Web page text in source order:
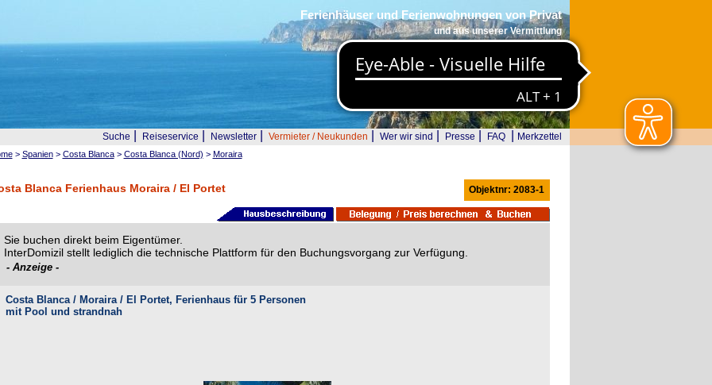
Ferienhäuser und Ferienwohnungen von Privat
und aus unserer Vermittlung
Suche Reiseservice Newsletter| Vermieter / Neukunden Wer wir sind Presse FAQ Merkzettel
> Spanien> Costa Blanca> Costa Blanca (Nord) > Moraira
Blanca Ferienhaus Moraira / El Portet Objektnr: 2083-1
Sie buchen direkt beim Eigentümer.
InterDomizil stellt lediglich die technische Plattform für den Buchungsvorgang zur Verfügung.
- Anzeige -
Costa Blanca / Moraira / El Portet, Ferienhaus für 5 Personen
mit Pool und strandnah